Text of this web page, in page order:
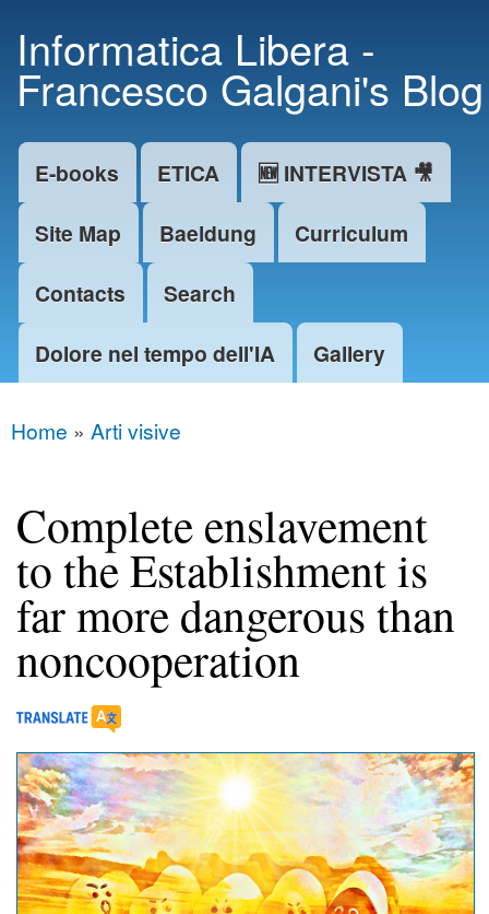
main
content
Informatica Libera -
Francesco Galgani's Blog
Main menu
E-books ETICA
🆕 INTERVISTA 🎥
Site Map
Baeldung
Curriculum
Contacts
Search
Dolore nel tempo dell'IA
Gallery
You are here
Home » Arti visive
Complete enslavement
to the Establishment is
far more dangerous than
noncooperation